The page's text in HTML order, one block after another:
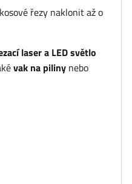
řezy naklonit až o
laser a LED světlo
vak na piliny nebo